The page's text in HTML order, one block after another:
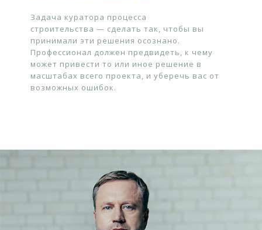
Задача куратора процесса
строительства — сделать так, чтобы вы
принимали эти решения осознано.
Профессионал должен предвидеть, к чему
может привести то или иное решение в
масштабах всего проекта, и уберечь вас от
возможных ошибок.